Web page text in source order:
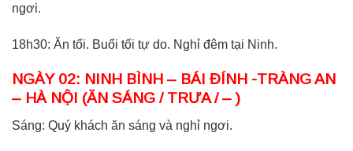
ngơi.
18h30: Ăn tối. Buổi tối tự do. Nghỉ đêm tại Ninh.
NGÀY 02: NINH BÌNH – BÁI ĐÍNH -TRÀNG AN
– HÀ NỘI (ĂN SÁNG / TRƯA / – )
Sáng: Quý khách ăn sáng và nghỉ ngơi.